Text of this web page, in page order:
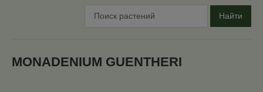
Найти
MONADENIUM GUENTHERI